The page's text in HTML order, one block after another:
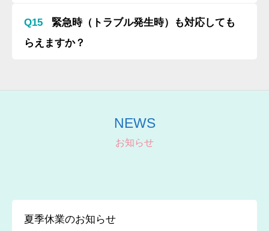
Q15
緊急時（トラブル発生時）も対応しても
らえますか？
NEWS
お知らせ
夏季休業のお知らせ